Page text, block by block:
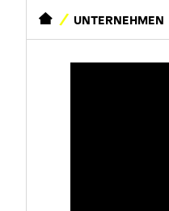
STARTSEITEUNTERNEHMEN